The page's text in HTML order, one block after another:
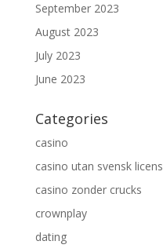
September 2023
August 2023
July 2023
June 2023
Categories
casino
casino utan svensk licens
casino zonder crucks
crownplay
dating